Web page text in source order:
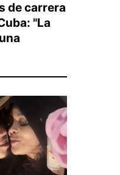
de carrera
"La